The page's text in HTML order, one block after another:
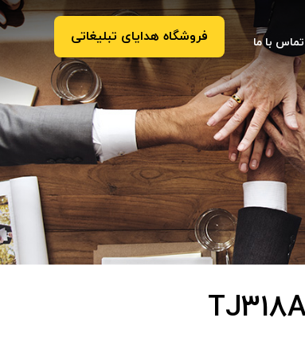
فروشگاه هدایای تبلیغاتی تماس با ما